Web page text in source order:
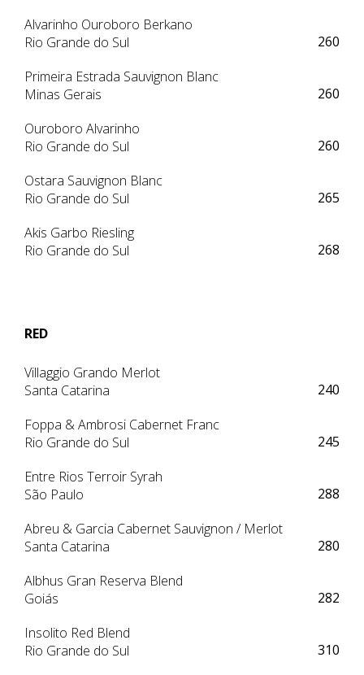
Alvarinho Ouroboro Berkano
Rio Grande do Sul
260
Primeira Estrada Sauvignon Blanc
Minas Gerais
260
Ouroboro Alvarinho
Rio Grande do Sul
260
Ostara Sauvignon Blanc
Rio Grande do Sul
265
Akis Garbo Riesling
Rio Grande do Sul
268
RED
Villaggio Grando Merlot
Santa Catarina
240
Foppa & Ambrosi Cabernet Franc
Rio Grande do Sul
245
Entre Rios Terroir Syrah
São Paulo
288
Abreu & Garcia Cabernet Sauvignon / Merlot
Santa Catarina
280
Albhus Gran Reserva Blend
Goiás
282
Insolito Red Blend
Rio Grande do Sul
310